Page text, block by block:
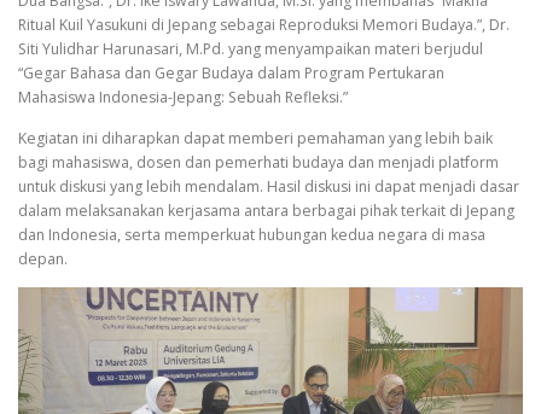
Ritual Kuil Yasukuni di Jepang sebagai Reproduksi Memori Budaya.”, Dr.
Siti Yulidhar Harunasari, M.Pd. yang menyampaikan materi berjudul
“Gegar Bahasa dan Gegar Budaya dalam Program Pertukaran
Mahasiswa Indonesia-Jepang: Sebuah Refleksi.”
Kegiatan ini diharapkan dapat memberi pemahaman yang lebih baik
bagi mahasiswa, dosen dan pemerhati budaya dan menjadi platform
untuk diskusi yang lebih mendalam. Hasil diskusi ini dapat menjadi dasar
dalam melaksanakan kerjasama antara berbagai pihak terkait di Jepang
dan Indonesia, serta memperkuat hubungan kedua negara di masa
depan.